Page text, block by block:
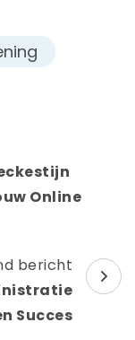
Online
bericht
Succes